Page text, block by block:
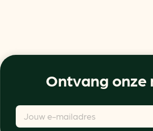
Ontvang onze